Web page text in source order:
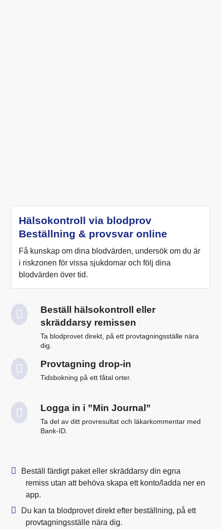
Hälsokontroll via blodprov
Beställning & provsvar online
Få kunskap om dina blodvärden, undersök om du är
i riskzonen för vissa sjukdomar och följ dina
blodvärden över tid.
Beställ hälsokontroll eller
skräddarsy remissen
Ta blodprovet direkt, på ett provtagningsställe nära
dig.
Provtagning drop-in
Tidsbokning på ett fåtal orter.
Logga in i ”Min Journal”
Ta del av ditt provresultat och läkarkommentar med
Bank-ID.
Beställ färdigt paket eller skräddarsy din egna
remiss utan att behöva skapa ett konto/ladda ner en
app.
Du kan ta blodprovet direkt efter beställning, på ett
provtagningsställe nära dig.